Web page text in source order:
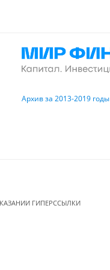
Архив за 2013-2019 годы
ГИПЕРССЫЛКИ